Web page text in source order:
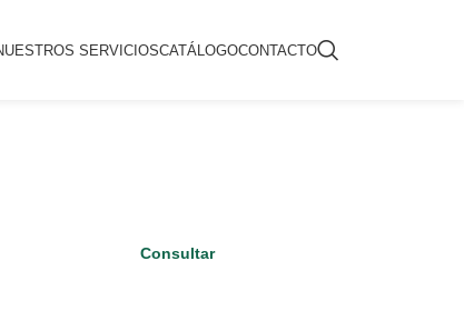
SERVICIOSCATÁLOGOCONTACTO
Consultar